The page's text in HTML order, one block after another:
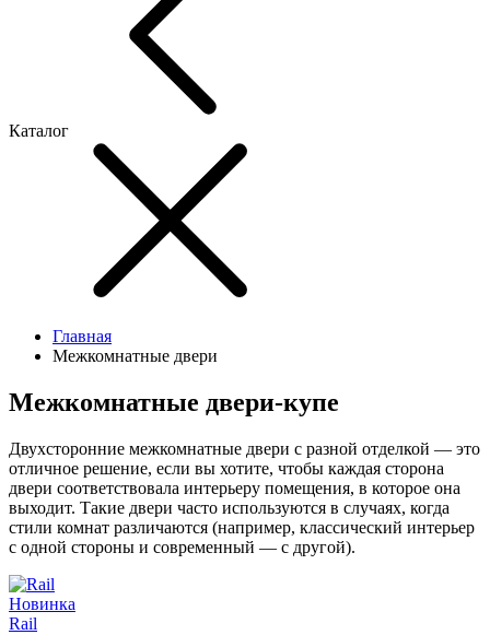
Каталог
Главная
Межкомнатные двери
Межкомнатные двери-купе
Двухсторонние межкомнатные двери с разной отделкой — это
отличное решение, если вы хотите, чтобы каждая сторона
двери соответствовала интерьеру помещения, в которое она
выходит. Такие двери часто используются в случаях, когда
стили комнат различаются (например, классический интерьер
с одной стороны и современный — с другой).
Новинка
Rail